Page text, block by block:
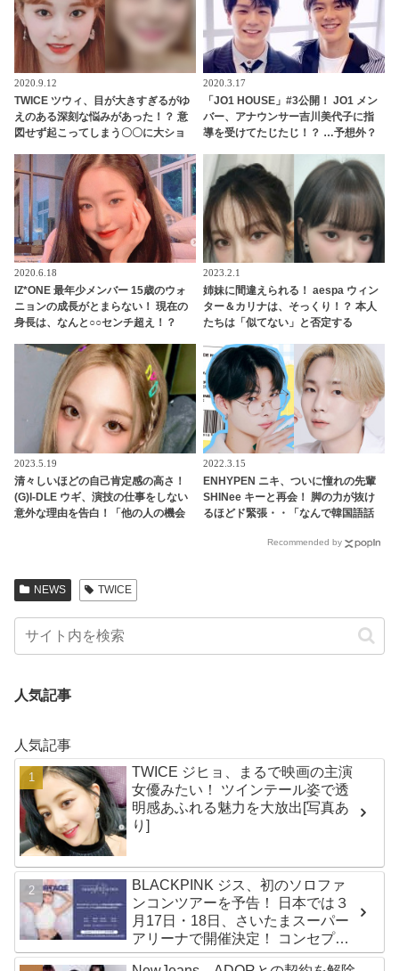
2020.9.12
TWICE ツウィ、目が大きすぎるがゆ
えのある深刻な悩みがあった！？ 意
図せず起こってしまう〇〇に大ショ
2020.3.17
「JO1 HOUSE」#3公開！ JO1 メン
バー、アナウンサー吉川美代子に指
導を受けてたじたじ！？ …予想外？
ル分けに注目・・
2020.6.18
IZ*ONE 最年少メンバー 15歳のウォ
ニョンの成長がとまらない！ 現在の
身長は、なんと○○センチ超え！？
2023.2.1
姉妹に間違えられる！ aespa ウィン
ター＆カリナは、そっくり！？ 本人
たちは「似てない」と否定する
事が頻発
2023.5.19
清々しいほどの自己肯定感の高さ！
(G)I-DLE ウギ、演技の仕事をしない
意外な理由を告白！「他の人の機会
2022.3.15
ENHYPEN ニキ、ついに憧れの先輩
SHINee キーと再会！ 脚の力が抜け
るほどド緊張・・「なんで韓国語話
ったのに」ニキの成長にキーも驚
Recommended by
NEWS TWICE
人気記事
人気記事
TWICE ジヒョ、まるで映画の主演
女優みたい！ ツインテール姿で透
明感あふれる魅力を大放出[写真あ
り]
BLACKPINK ジス、初のソロファ
ンコンツアーを予告！ 日本では３
月17日・18日、さいたまスーパー
アリーナで開催決定！ コンセプト
は“愛のカケラ”！？ 14日には新ア